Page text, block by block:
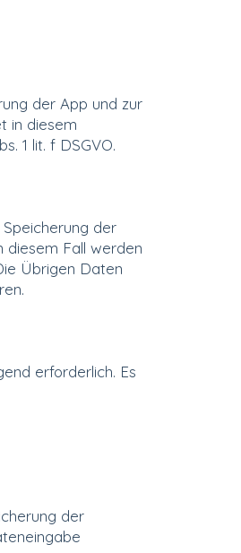
der App und zur
in diesem
1 lit. f DSGVO.
der
diesem Fall werden
Übrigen Daten
erforderlich. Es
der